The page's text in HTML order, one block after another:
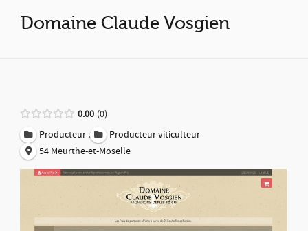
Domaine Claude Vosgien
0.00 0
Producteur ,
Producteur viticulteur
54 Meurthe-et-Moselle